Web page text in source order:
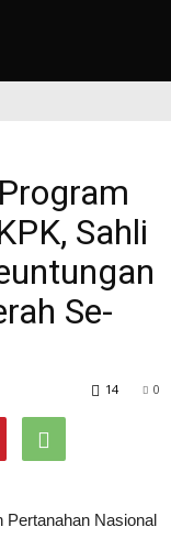
Sahli
Se-
0
14
Pertanahan Nasional